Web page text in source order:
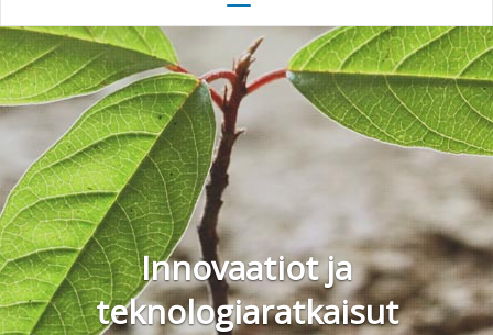
Innovaatiot ja
teknologiaratkaisut